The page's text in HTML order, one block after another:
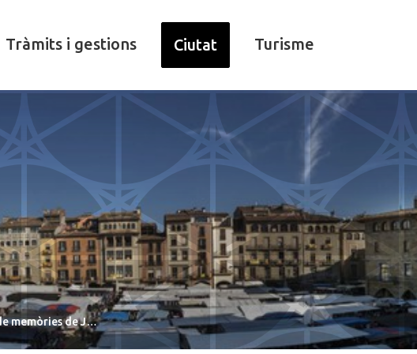
Tràmits i gestions Ciutat Turisme
memòries de J…